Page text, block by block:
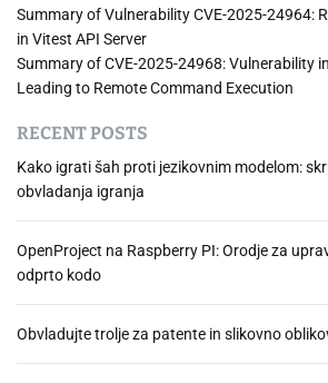
Summary of Vulnerability CVE-2025-24964:
in Vitest API Server
Summary of CVE-2025-24968: Vulnerability
Leading to Remote Command Execution
RECENT POSTS
Kako igrati šah proti jezikovnim modelom:
obvladanja igranja
OpenProject na Raspberry PI: Orodje za
odprto kodo
Obvladujte trolje za patente in slikovno